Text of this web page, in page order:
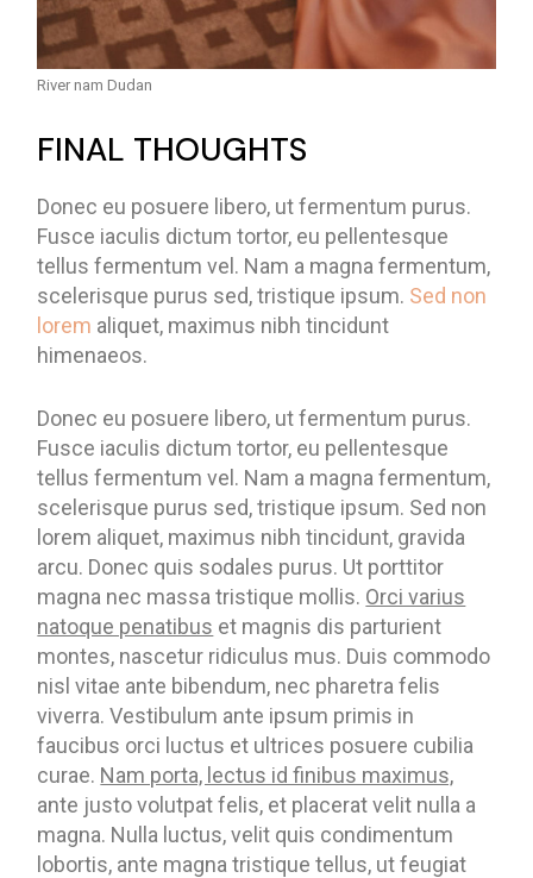
River nam Dudan
FINAL THOUGHTS
Donec eu posuere libero, ut fermentum purus.
Fusce iaculis dictum tortor, eu pellentesque
tellus fermentum vel. Nam a magna fermentum,
scelerisque purus sed, tristique ipsum. Sed non
lorem aliquet, maximus nibh tincidunt
himenaeos.
Donec eu posuere libero, ut fermentum purus.
Fusce iaculis dictum tortor, eu pellentesque
tellus fermentum vel. Nam a magna fermentum,
scelerisque purus sed, tristique ipsum. Sed non
lorem aliquet, maximus nibh tincidunt, gravida
arcu. Donec quis sodales purus. Ut porttitor
magna nec massa tristique mollis. Orci varius
natoque penatibus et magnis dis parturient
montes, nascetur ridiculus mus. Duis commodo
nisl vitae ante bibendum, nec pharetra felis
viverra. Vestibulum ante ipsum primis in
faucibus orci luctus et ultrices posuere cubilia
curae. Nam porta, lectus id finibus maximus,
ante justo volutpat felis, et placerat velit nulla a
magna. Nulla luctus, velit quis condimentum
lobortis, ante magna tristique tellus, ut feugiat